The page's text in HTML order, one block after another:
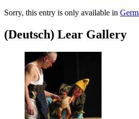
Sorry, this entry is only available in
(Deutsch) Lear Gallery